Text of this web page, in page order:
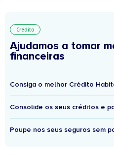
Crédito
Ajudamos a tomar
financeiras
Consiga o melhor Crédito
Consolide os seus créditos e
Poupe nos seus seguros sem